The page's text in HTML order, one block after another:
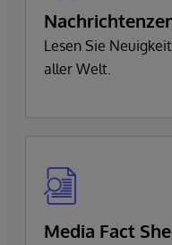
Lesen Sie
aller Welt.
Media Fact